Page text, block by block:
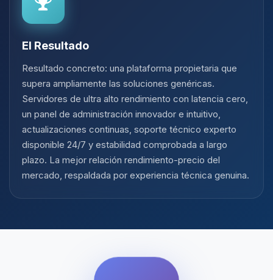
El Resultado
Resultado concreto: una plataforma propietaria que
supera ampliamente las soluciones genéricas.
Servidores de ultra alto rendimiento con latencia cero,
un panel de administración innovador e intuitivo,
actualizaciones continuas, soporte técnico experto
disponible 24/7 y estabilidad comprobada a largo
plazo. La mejor relación rendimiento-precio del
mercado, respaldada por experiencia técnica genuina.